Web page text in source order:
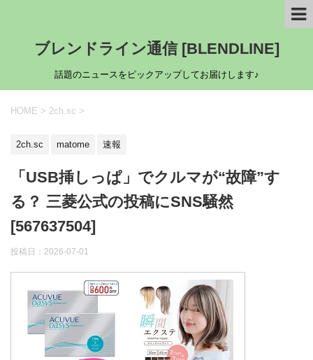
ブレンドライン通信 [BLENDLINE]
話題のニュースをピックアップしてお届けします♪
HOME > 2ch.sc >
2ch.sc matome 速報
「USB挿しっぱ」でクルマが“故障”す
る？ 三菱公式の投稿にSNS騒然
[567637504]
投稿日： 2026-07-01